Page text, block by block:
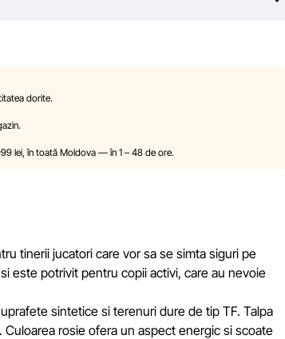
nu ne asumăm responsabilitatea pentru
modifica, în mod unilateral și fără notificare
și proprietățile produselor. Imaginile prezentate pe
pur ilustrativ. Informațiile generale despre produse
în cel mai scurt termen rezonabil.
dorite.
lei, în toată Moldova — în 1 – 48 de ore.
tinerii jucatori care vor sa se simta siguri pe
este potrivit pentru copii activi, care au nevoie
sintetice si terenuri dure de tip TF. Talpa
rosie ofera un aspect energic si scoate